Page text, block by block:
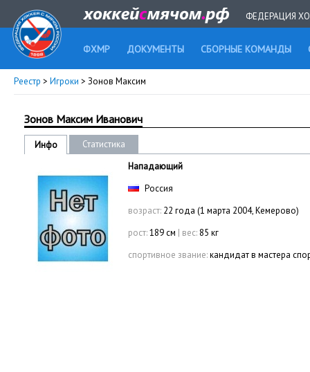
ФЕДЕРАЦИЯ
ФХМР ДОКУМЕНТЫ СБОРНЫЕ КОМАНДЫ
Реестр > Игроки > Зонов Максим
Зонов Максим Иванович
Инфо
Статистика
Нападающий
Россия
возраст: 22 года (1 марта 2004, Кемерово)
рост:189 см | вес: 85 кг
спортивное звание:кандидат в мастера